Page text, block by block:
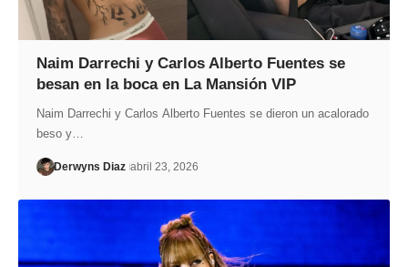
Naim Darrechi y Carlos Alberto Fuentes se
besan en la boca en La Mansión VIP
Naim Darrechi y Carlos Alberto Fuentes se dieron un acalorado
beso y…
Derwyns Diaz abril 23, 2026